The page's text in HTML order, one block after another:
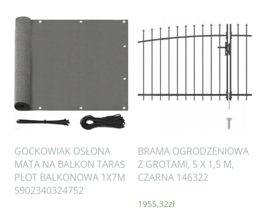
GOCKOWIAK OSŁONA
MATA NA BALKON TARAS
PŁOT BALKONOWA 1X7M
5902340324752
BRAMA OGRODZENIOWA
Z GROTAMI, 5 X 1,5 M,
CZARNA 146322
1955,32zł